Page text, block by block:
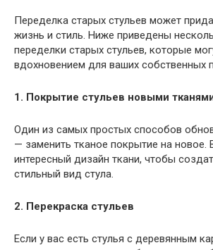
Переделка старых стульев может
жизнь и стиль. Ниже приведены
переделки старых стульев, которые
вдохновением для ваших собственных
1. Покрытие стульев новыми
Один из самых простых способов
— заменить тканое покрытие на новое.
интересный дизайн ткани, чтобы
стильный вид стула.
2. Перекраска стульев
Если у вас есть стулья с деревянным